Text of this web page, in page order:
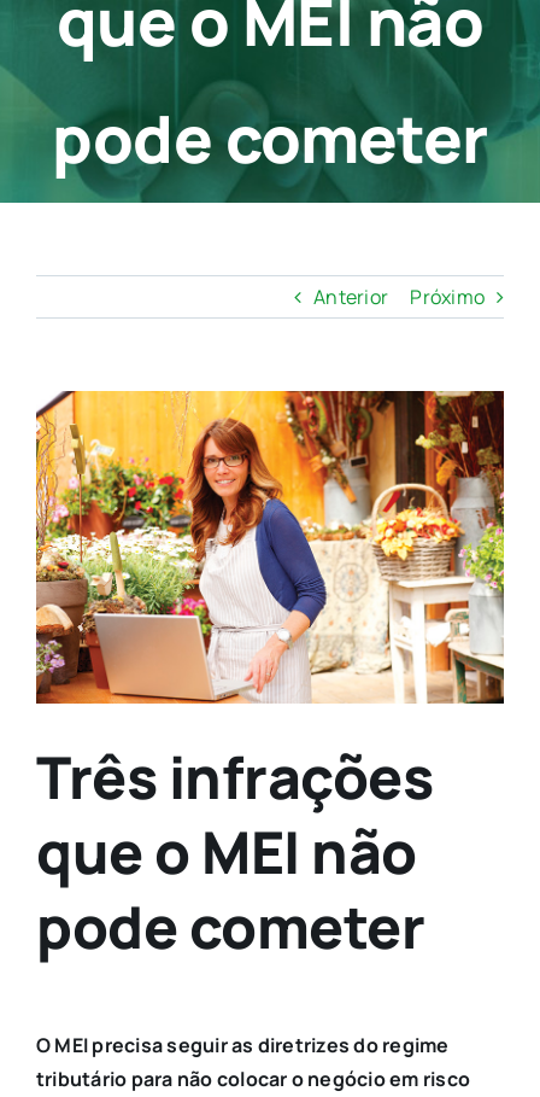
Contato
que o MEI não
pode cometer
Anterior Próximo
View
Larger
Image
Três infrações
que o MEI não
pode cometer
O MEI precisa seguir as diretrizes do regime
tributário para não colocar o negócio em risco